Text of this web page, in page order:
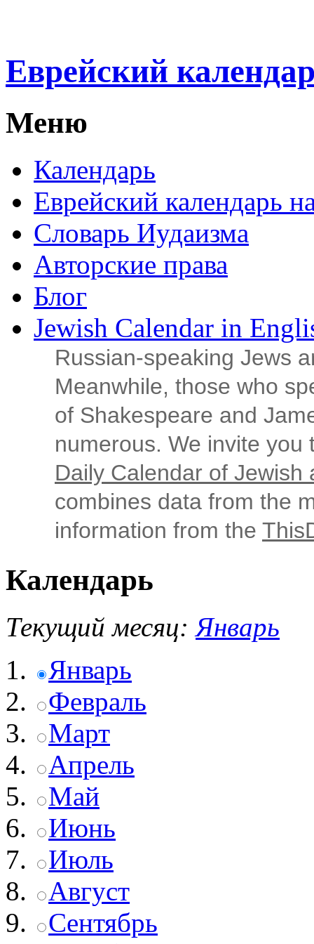
Еврейский
Меню
Календарь
Еврейский календарь
Словарь Иудаизма
Авторские права
Блог
Jewish Calendar in
Russian‑speaking Jews
Meanwhile, those who
of Shakespeare and
numerous. We invite
Daily Calendar of Jewish
combines data from the
information from the
Календарь
Текущий месяц: Январь
Январь
Февраль
Март
Апрель
Май
Июнь
Июль
Август
Сентябрь